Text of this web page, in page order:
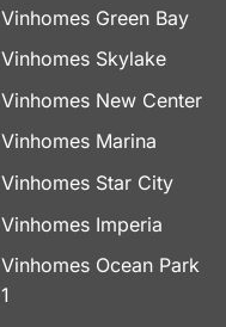
Vinhomes Green Bay
Vinhomes Skylake
Vinhomes New Center
Vinhomes Marina
Vinhomes Star City
Vinhomes Imperia
Vinhomes Ocean Park
1